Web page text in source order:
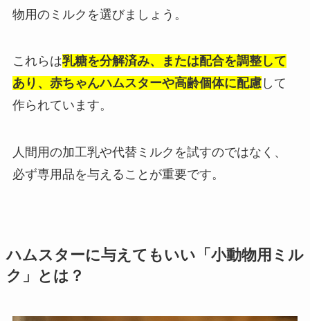
物用のミルクを選びましょう。
これらは乳糖を分解済み、または配合を調整して
あり、赤ちゃんハムスターや高齢個体に配慮して
作られています。
人間用の加工乳や代替ミルクを試すのではなく、
必ず専用品を与えることが重要です。
ハムスターに与えてもいい「小動物用ミル
ク」とは？